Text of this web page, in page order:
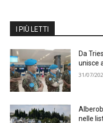
I PIÙ LETTI
Da
unisce
31/07/
nelle